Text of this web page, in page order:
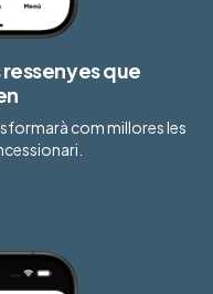
que
com millores les